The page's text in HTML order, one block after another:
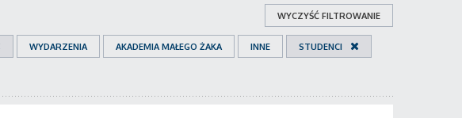
WYCZYŚĆ FILTROWANIE
WYDARZENIA AKADEMIA MAŁEGO ŻAKA INNE STUDENCI